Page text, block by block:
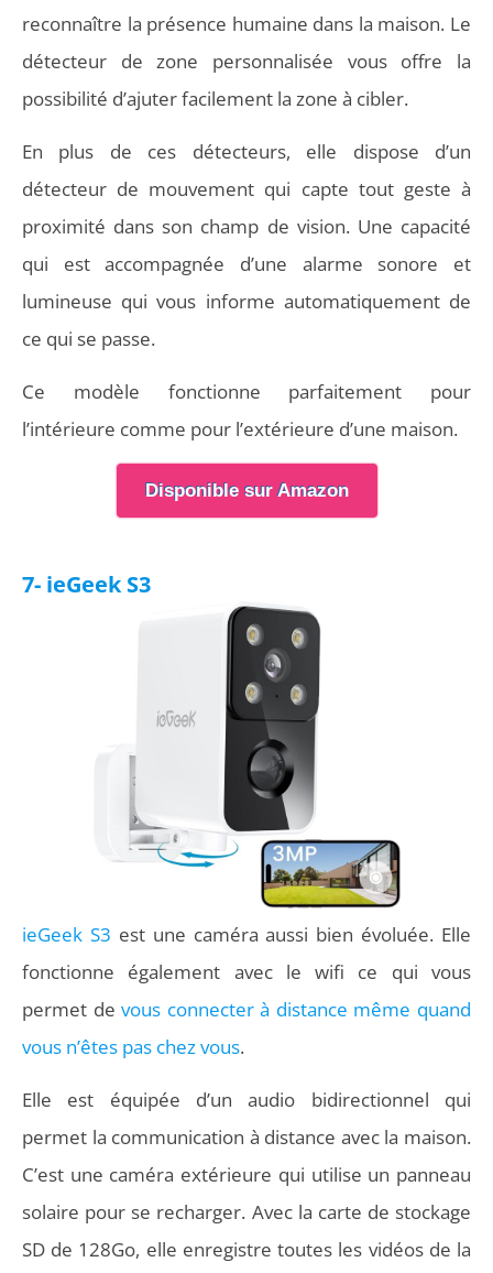
reconnaître la présence humaine dans la maison. Le
détecteur de zone personnalisée vous offre la
possibilité d’ajuter facilement la zone à cibler.
En plus de ces détecteurs, elle dispose d’un
détecteur de mouvement qui capte tout geste à
proximité dans son champ de vision. Une capacité
qui est accompagnée d’une alarme sonore et
lumineuse qui vous informe automatiquement de
ce qui se passe.
Ce modèle fonctionne parfaitement pour
l’intérieure comme pour l’extérieure d’une maison.
Disponible sur Amazon
7- ieGeek S3
ieGeek S3 est une caméra aussi bien évoluée. Elle
fonctionne également avec le wifi ce qui vous
permet devous connecter à distance même quand
vous n’êtes pas chez vous.
Elle est équipée d’un audio bidirectionnel qui
permet la communication à distance avec la maison.
C’est une caméra extérieure qui utilise un panneau
solaire pour se recharger. Avec la carte de stockage
SD de 128Go, elle enregistre toutes les vidéos de la